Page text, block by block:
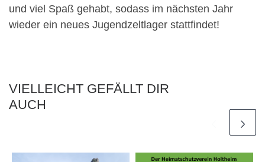
und viel Spaß gehabt, sodass im nächsten Jahr
wieder ein neues Jugendzeltlager stattfindet!
VIELLEICHT GEFÄLLT DIR
AUCH